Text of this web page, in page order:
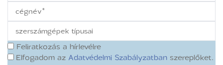
Feliratkozás a hírlevélre
Elfogadom az Adatvédelmi Szabályzatbanszereplőket.